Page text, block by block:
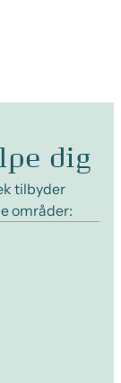
dig
tilbyder
områder: